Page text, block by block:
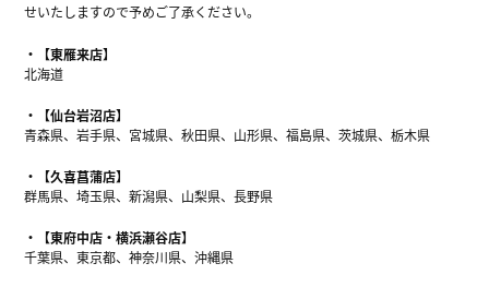
せいたしますので予めご了承ください。
【東雁来店】
北海道
【仙台岩沼店】
青森県、岩手県、宮城県、秋田県、山形県、福島県、茨城県、栃木県
【久喜菖蒲店】
群馬県、埼玉県、新潟県、山梨県、長野県
【東府中店・横浜瀬谷店】
千葉県、東京都、神奈川県、沖縄県